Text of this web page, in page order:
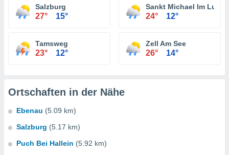
Salzburg
27° 15°
Sankt Michael Im
24° 12°
Tamsweg
23° 12°
Zell Am See
26° 14°
Ortschaften in der Nähe
Ebenau (5.09 km)
Salzburg (5.17 km)
Puch Bei Hallein (5.92 km)